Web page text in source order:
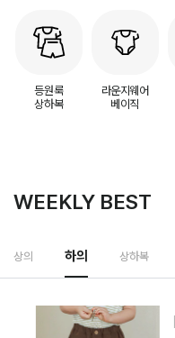
등원룩
상하복
라운지웨어
베이직
WEEKLY BEST
상의 하의 상하복